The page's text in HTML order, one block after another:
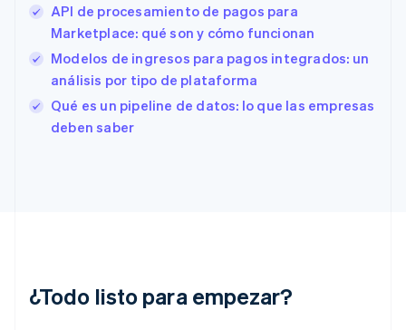
API de procesamiento de pagos para
Marketplace: qué son y cómo funcionan
Modelos de ingresos para pagos integrados: un
análisis por tipo de plataforma
Qué es un pipeline de datos: lo que las empresas
deben saber
¿Todo listo para empezar?
EnglishEspañol简体中文
Estonia
Finlandia
EnglishSvenska
Francia
Français English
Gibraltar
English